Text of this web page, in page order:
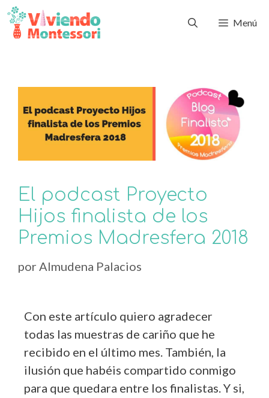
Menú
El podcast Proyecto
Hijos finalista de los
Premios Madresfera 2018
por Almudena Palacios
Con este artículo quiero agradecer
todas las muestras de cariño que he
recibido en el último mes. También, la
ilusión que habéis compartido conmigo
para que quedara entre los finalistas. Y si,